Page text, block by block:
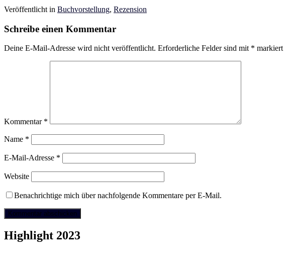
Veröffentlicht in Buchvorstellung, Rezension
Schreibe einen Kommentar
Deine E-Mail-Adresse wird nicht veröffentlicht. Erforderliche Felder sind mit * markiert
Kommentar *
Name *
E-Mail-Adresse *
Website
Benachrichtige mich über nachfolgende Kommentare per E-Mail.
Highlight 2023